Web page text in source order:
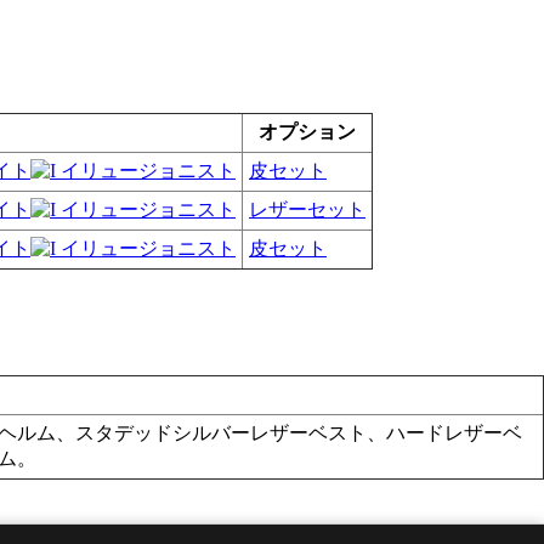
オプション
皮セット
レザーセット
皮セット
ルム、スタデッドシルバーレザーベスト、ハードレザーベ
。